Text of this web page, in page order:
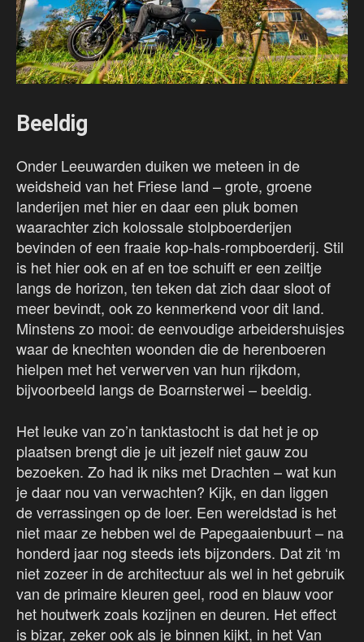
Beeldig
Onder Leeuwarden duiken we meteen in de
weidsheid van het Friese land – grote, groene
landerijen met hier en daar een pluk bomen
waarachter zich kolossale stolpboerderijen
bevinden of een fraaie kop-hals-rompboerderij. Stil
is het hier ook en af en toe schuift er een zeiltje
langs de horizon, ten teken dat zich daar sloot of
meer bevindt, ook zo kenmerkend voor dit land.
Minstens zo mooi: de eenvoudige arbeidershuisjes
waar de knechten woonden die de herenboeren
hielpen met het verwerven van hun rijkdom,
bijvoorbeeld langs de Boarnsterwei – beeldig.
Het leuke van zo’n tanktastocht is dat het je op
plaatsen brengt die je uit jezelf niet gauw zou
bezoeken. Zo had ik niks met Drachten – wat kun
je daar nou van verwachten? Kijk, en dan liggen
de verrassingen op de loer. Een wereldstad is het
niet maar ze hebben wel de Papegaaienbuurt – na
honderd jaar nog steeds iets bijzonders. Dat zit ‘m
niet zozeer in de architectuur als wel in het gebruik
van de primaire kleuren geel, rood en blauw voor
het houtwerk zoals kozijnen en deuren. Het effect
is bizar, zeker ook als je binnen kijkt, in het Van